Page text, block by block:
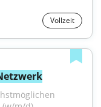
Vollzeit